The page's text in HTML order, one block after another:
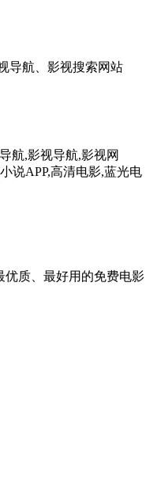
导航、影视搜索网站
航,影视导航,影视网
说APP,高清电影,蓝光电
优质、最好用的免费电影